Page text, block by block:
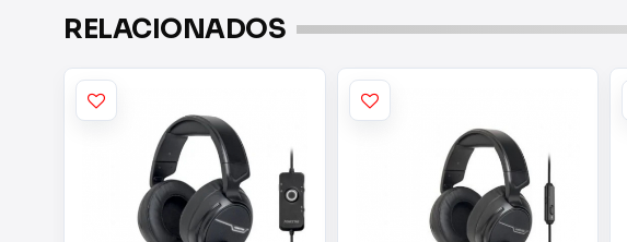
RELACIONADOS